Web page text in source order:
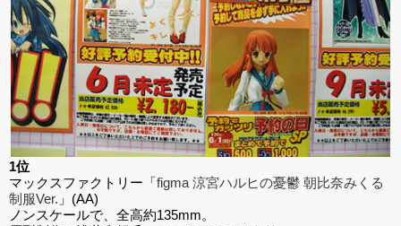
1位
マックスファクトリー「figma 涼宮ハルヒの憂鬱 朝比奈みくる
制服Ver. 」(AA)
ノンスケールで、全高約135mm。